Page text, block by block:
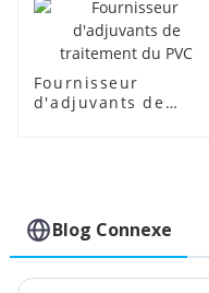
Fournisseur
d'adjuvants de
Blog Connexe